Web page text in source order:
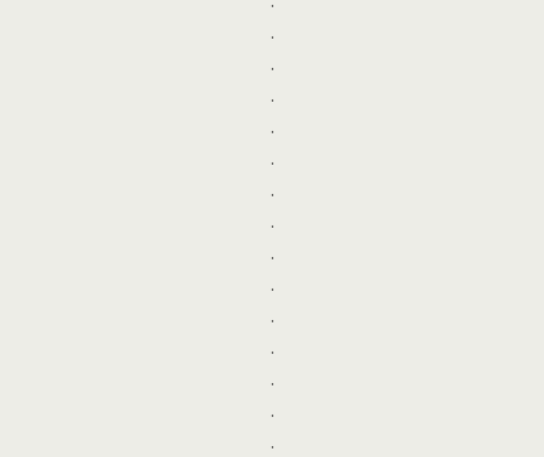
.
.
.
.
.
.
.
.
.
.
.
.
.
.